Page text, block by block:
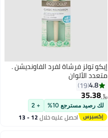
إيكو تولز فرشاة لفرد الفاونديشن .
متعدد الألوان
4.8
19
﷼‏35.38
لك رصيد مسترجع 10% + 2
احصل عليه خلال 12 - 13